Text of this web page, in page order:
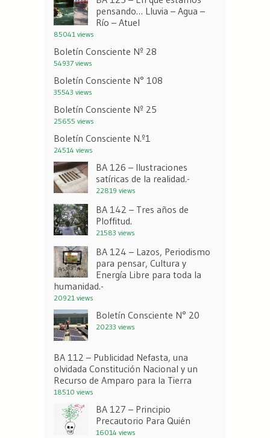
pensando… Lluvia – Agua –
Río – Atuel
85041 views
Boletín Consciente Nº 28
54937 views
Boletín Consciente N° 108
35543 views
Boletín Consciente Nº 25
25655 views
Boletín Consciente N.º1
24514 views
BA 126 – Ilustraciones
satíricas de la realidad.-
22819 views
BA 142 – Tres años de
Ploffitud.
21583 views
BA 124 – Lazos, Periodismo
para pensar, Cultura y
Energía Libre para toda la
humanidad.-
20921 views
Boletín Consciente N° 20
20233 views
BA 112 – Publicidad Nefasta, una
olvidada Constitución Nacional y un
Recurso de Amparo para la Tierra
18510 views
BA 127 – Principio
Precautorio Para Quién
16014 views